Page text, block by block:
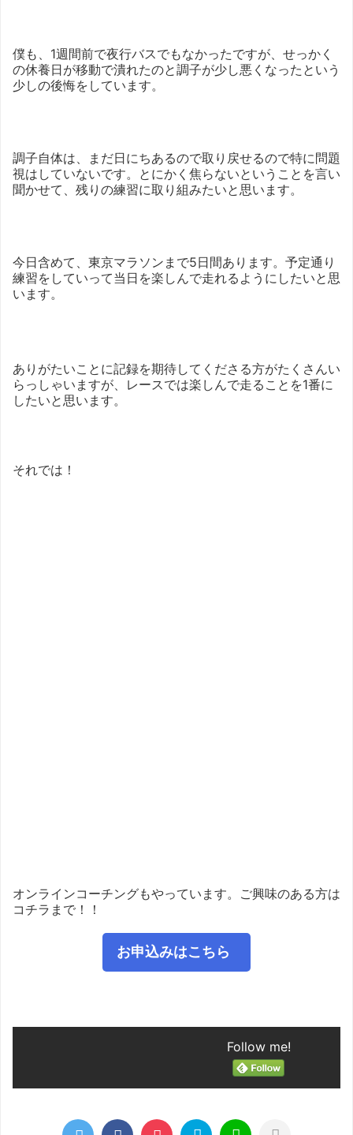
僕も、1週間前で夜行バスでもなかったですが、せっかく
の休養日が移動で潰れたのと調子が少し悪くなったという
少しの後悔をしています。
調子自体は、まだ日にちあるので取り戻せるので特に問題
視はしていないです。とにかく焦らないということを言い
聞かせて、残りの練習に取り組みたいと思います。
今日含めて、東京マラソンまで5日間あります。予定通り
練習をしていって当日を楽しんで走れるようにしたいと思
います。
ありがたいことに記録を期待してくださる方がたくさんい
らっしゃいますが、レースでは楽しんで走ることを1番に
したいと思います。
それでは！
オンラインコーチングもやっています。ご興味のある方は
コチラまで！！
お申込みはこちら
Follow me!